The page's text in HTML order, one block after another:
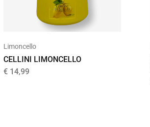
Limoncello
CELLINI LIMONCELLO
€ 14,99